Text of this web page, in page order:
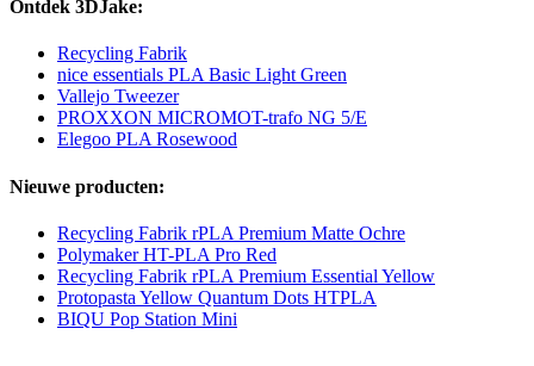
Ontdek 3DJake:
Recycling Fabrik
nice essentials PLA Basic Light Green
Vallejo Tweezer
PROXXON MICROMOT-trafo NG 5/E
Elegoo PLA Rosewood
Nieuwe producten:
Recycling Fabrik rPLA Premium Matte Ochre
Polymaker HT-PLA Pro Red
Recycling Fabrik rPLA Premium Essential Yellow
Protopasta Yellow Quantum Dots HTPLA
BIQU Pop Station Mini